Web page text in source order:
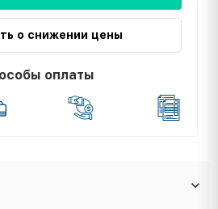
о снижении цены
оплаты